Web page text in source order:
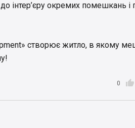
інтер’єру окремих помешкань і
створює житло, в якому

0